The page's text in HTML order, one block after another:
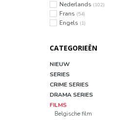
Nederlands (102)
Frans (54)
Engels (1)
CATEGORIEËN
NIEUW
SERIES
CRIME SERIES
DRAMA SERIES
FILMS
Belgische film